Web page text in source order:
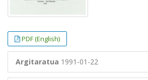
PDF (English)
Argitaratua 1991-01-22